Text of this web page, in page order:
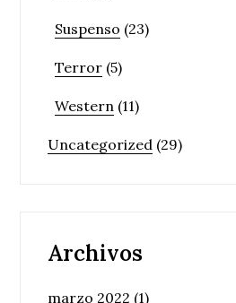
Suspenso (23)
Terror (5)
Western (11)
Uncategorized (29)
Archivos
marzo 2022 (1)